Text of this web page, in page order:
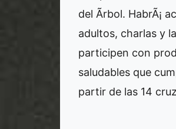
del Ãrbol. HabrÃ¡
adultos, charlas y
participen con
saludables que
partir de las 14